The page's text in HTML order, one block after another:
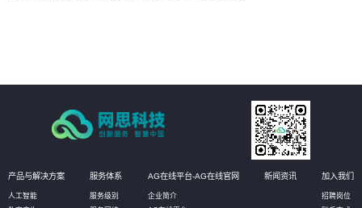
产品与解决方案
人工智能
服务体系
服务级别
AG在线平台-AG在线官网
企业简介
新闻资讯 加入我们
招聘岗位